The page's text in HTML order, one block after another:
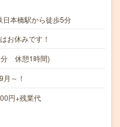
本橋駅から徒歩5分
お休みです！
分 休憩1時間)
～！
円+残業代